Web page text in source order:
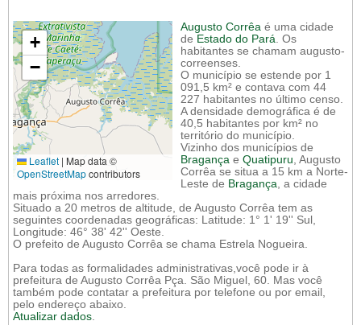
+
−
Leaflet | Map data ©
OpenStreetMapcontributors
Augusto Corrêa é uma cidade
de Estado do Pará. Os
habitantes se chamam augusto-
correenses.
O município se estende por 1
091,5 km² e contava com 44
227 habitantes no último censo.
A densidade demográfica é de
40,5 habitantes por km² no
território do município.
Vizinho dos municípios de
Bragança e Quatipuru, Augusto
Corrêa se situa a 15 km a Norte-
Leste de Bragança, a cidade
mais próxima nos arredores.
Situado a 20 metros de altitude, de Augusto Corrêa tem as
seguintes coordenadas geográficas: Latitude: 1° 1' 19'' Sul,
Longitude: 46° 38' 42'' Oeste.
O prefeito de Augusto Corrêa se chama Estrela Nogueira.
Para todas as formalidades administrativas,você pode ir à
prefeitura de Augusto Corrêa Pça. São Miguel, 60. Mas você
também pode contatar a prefeitura por telefone ou por email,
pelo endereço abaixo.
Atualizar dados.